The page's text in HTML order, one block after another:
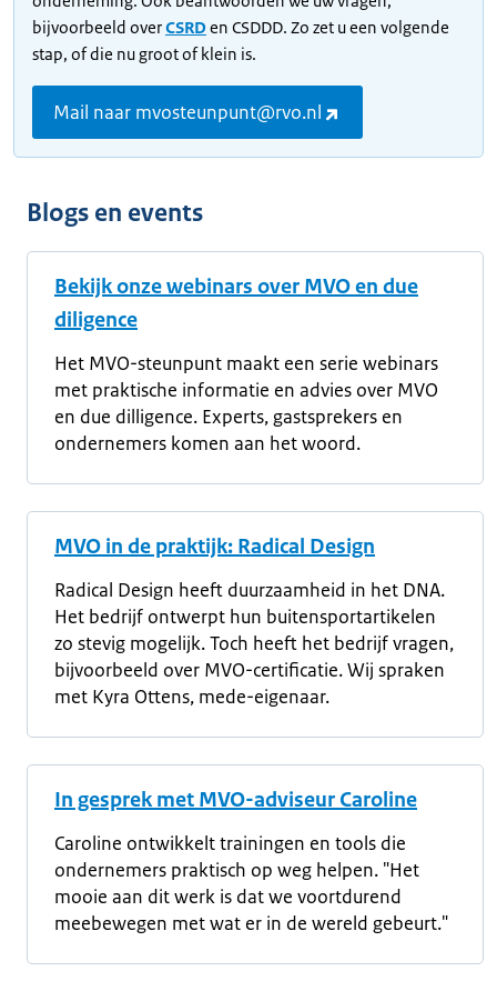
bijvoorbeeld overCSRDen CSDDD. Zo zet u een volgende
stap, of die nu groot of klein is.
Mail naar mvosteunpunt@rvo.nl
Blogs en events
Bekijk onze webinars over MVO en due
diligence
Het MVO-steunpunt maakt een serie webinars
met praktische informatie en advies over MVO
en due dilligence. Experts, gastsprekers en
ondernemers komen aan het woord.
MVO in de praktijk: Radical Design
Radical Design heeft duurzaamheid in het DNA.
Het bedrijf ontwerpt hun buitensportartikelen
zo stevig mogelijk. Toch heeft het bedrijf vragen,
bijvoorbeeld over MVO-certificatie. Wij spraken
met Kyra Ottens, mede-eigenaar.
In gesprek met MVO-adviseur Caroline
Caroline ontwikkelt trainingen en tools die
ondernemers praktisch op weg helpen. "Het
mooie aan dit werk is dat we voortdurend
meebewegen met wat er in de wereld gebeurt."